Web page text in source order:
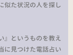
似た状況の人を探し
』というものを教え
に見つけた電話占い